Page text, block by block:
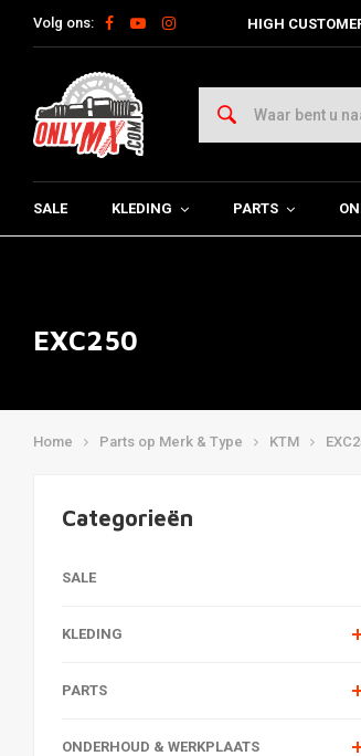
Volg ons: HIGH
SALE KLEDING PARTS
EXC250
Home Parts op Merk & Type KTM
Categorieën
SALE
KLEDING
PARTS
ONDERHOUD & WERKPLAATS